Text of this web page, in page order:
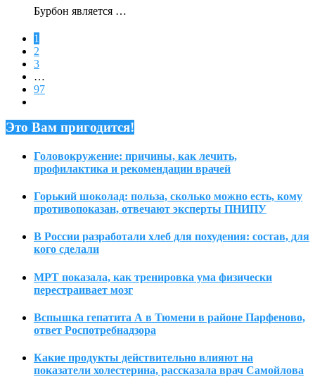
Бурбон является …
1
2
3
…
97
Это Вам пригодится!
Головокружение: причины, как лечить,
профилактика и рекомендации врачей
Горький шоколад: польза, сколько можно есть, кому
противопоказан, отвечают эксперты ПНИПУ
В России разработали хлеб для похудения: состав, для
кого сделали
МРТ показала, как тренировка ума физически
перестраивает мозг
Вспышка гепатита А в Тюмени в районе Парфеново,
ответ Роспотребнадзора
Какие продукты действительно влияют на
показатели холестерина, рассказала врач Самойлова